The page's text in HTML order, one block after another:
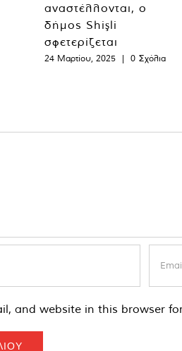
αναστέλλονται, ο
δήμος Shişli
σφετερίζεται
24 Μαρτίου, 2025 | 0 Σχόλια
and website in this browser